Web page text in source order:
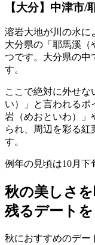
【大分】中津市/
溶岩大地が川の水に
大分県の「耶馬溪（
つです。大分県の中
す。
ここで絶対に外せな
い）」と言われるポ
岩（めおといわ）」
られ、周辺を彩る紅
す。
例年の見頃は10月下
秋の美しさ
残るデートを
秋におすすめのデー